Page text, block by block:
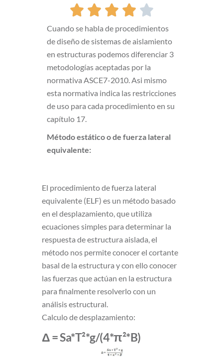
    
Cuando se habla de procedimientos
de diseño de sistemas de aislamiento
en estructuras podemos diferenciar 3
metodologías aceptadas por la
normativa ASCE7-2010. Asi mismo
esta normativa indica las restricciones
de uso para cada procedimiento en su
capítulo 17.
Método estático o de fuerza lateral
equivalente:
El procedimiento de fuerza lateral
equivalente (ELF) es un método basado
en el desplazamiento, que utiliza
ecuaciones simples para determinar la
respuesta de estructura aislada, el
método nos permite conocer el cortante
basal de la estructura y con ello conocer
las fuerzas que actúan en la estructura
para finalmente resolverlo con un
análisis estructural.
Calculo de desplazamiento:
Δ = Sa*T²*g/(4*π²*B)